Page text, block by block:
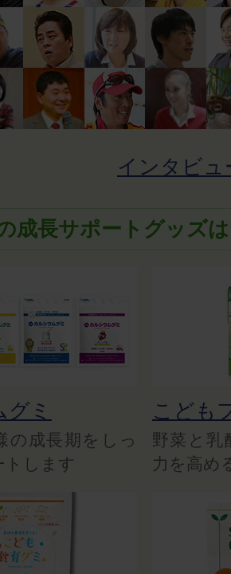
インタビュ
成長サポートグッズ
ミ
の成長期をしっ
トします
こども
野菜と乳
力を高め